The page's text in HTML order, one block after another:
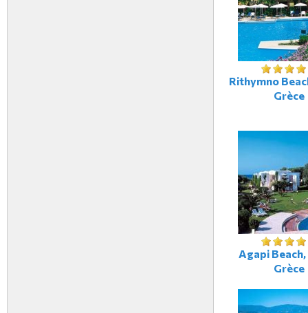
Rithymno
Grèce
Agapi
Grèce